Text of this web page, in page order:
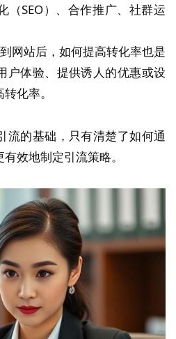
（SEO）、合作推广、社群运
网站后，如何提高转化率也是
户体验、提供诱人的优惠或设
化率。
流的基础，只有清楚了如何通
效地制定引流策略。